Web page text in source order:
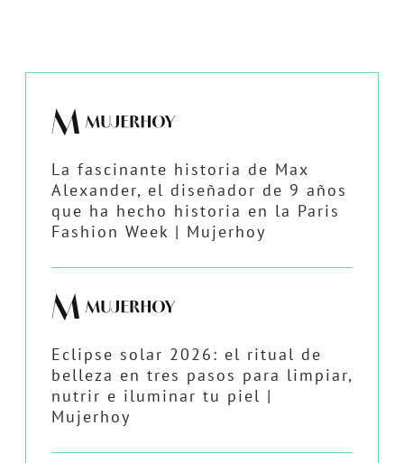
La fascinante historia de Max
Alexander, el diseñador de 9 años
que ha hecho historia en la Paris
Fashion Week | Mujerhoy
Eclipse solar 2026: el ritual de
belleza en tres pasos para limpiar,
nutrir e iluminar tu piel |
Mujerhoy